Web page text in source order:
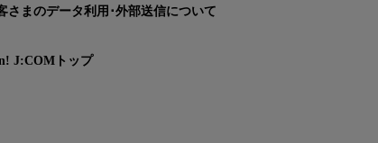
さまのデータ利用･外部送信について
J:COMトップ